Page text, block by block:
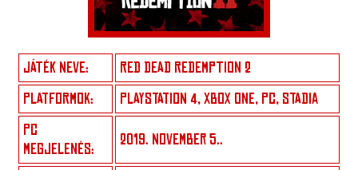
JÁTÉK NEVE:
RED DEAD REDEMPTION 2
PLATFORMOK:
PLAYSTATION 4, XBOX ONE, PC, STADIA
PC
MEGJELENÉS:
2019. NOVEMBER 5..